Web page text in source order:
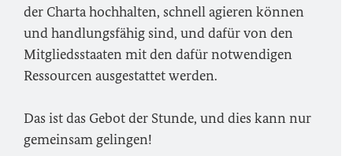
der Charta hochhalten, schnell agieren können
und handlungsfähig sind, und dafür von den
Mitgliedsstaaten mit den dafür notwendigen
Ressourcen ausgestattet werden.
Das ist das Gebot der Stunde, und dies kann nur
gemeinsam gelingen!